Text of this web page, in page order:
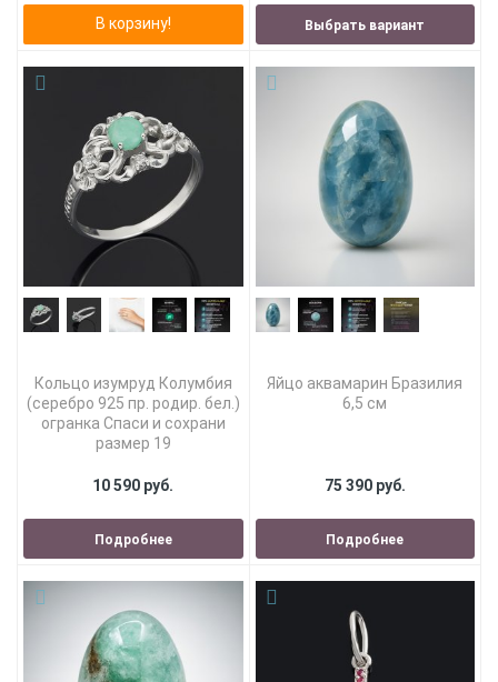
В корзину! Выбрать вариант
Кольцо изумруд Колумбия
(серебро 925 пр. родир. бел.)
огранка Спаси и сохрани
размер 19
10 590 руб.
Подробнее
Яйцо аквамарин Бразилия
6,5 см
75 390 руб.
Подробнее